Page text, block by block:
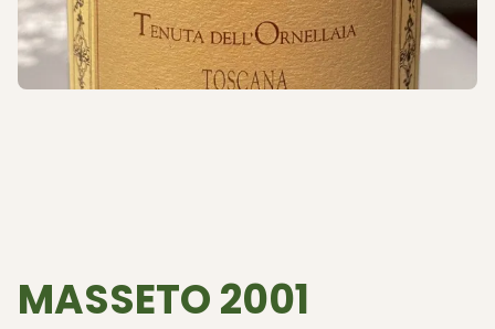
MASSETO 2001